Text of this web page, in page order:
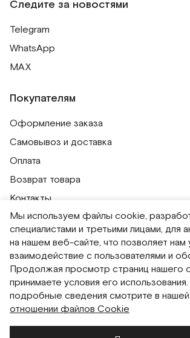
Следите за новостями
Telegram
WhatsApp
MAX
Покупателям
Оформление заказа
Самовывоз и доставка
Оплата
Возврат товара
Контакты
Публичная оферта
Политика обработки персональных
Политика использования сессионных
Согласие на получение рассылок
Согласие на обработку персональных
Система привилегий
Мы используем файлы cookie,
специалистами и третьими лицами, для
на нашем веб-сайте, что позволяет нам
взаимодействие с пользователями и
Продолжая просмотр страниц нашего
принимаете условия его
подробные сведения смотрите в нашей
отношении файлов Cookie